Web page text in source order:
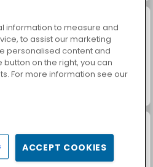
information to measure and
to assist our marketing
personalised content and
button on the right, you can
For more information see our
ACCEPT COOKIES